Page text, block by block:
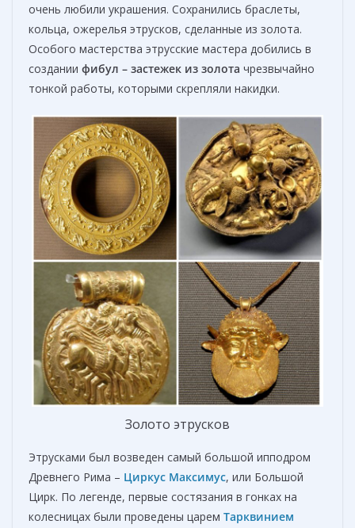
очень любили украшения. Сохранились браслеты,
кольца, ожерелья этрусков, сделанные из золота.
Особого мастерства этрусские мастера добились в
создании фибул – застежек из золота чрезвычайно
тонкой работы, которыми скрепляли накидки.
Золото этрусков
Этрусками был возведен самый большой ипподром
Древнего Рима – Циркус Максимус, или Большой
Цирк. По легенде, первые состязания в гонках на
колесницах были проведены царем Тарквинием